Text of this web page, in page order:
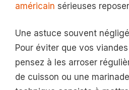
américain sérieuses
Une astuce souvent
Pour éviter que vos
pensez à les arroser
de cuisson ou une